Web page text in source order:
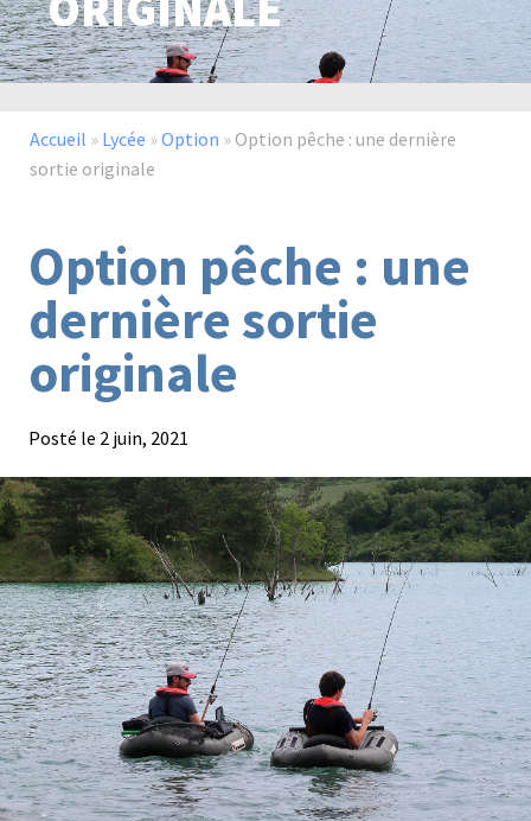
Sciences
du
Service
à
Trouver
sa
voie
Accueil » Lycée »Option » Option pêche : une dernière
sortie originale
Option pêche : une
dernière sortie
originale
Posté le 2 juin, 2021